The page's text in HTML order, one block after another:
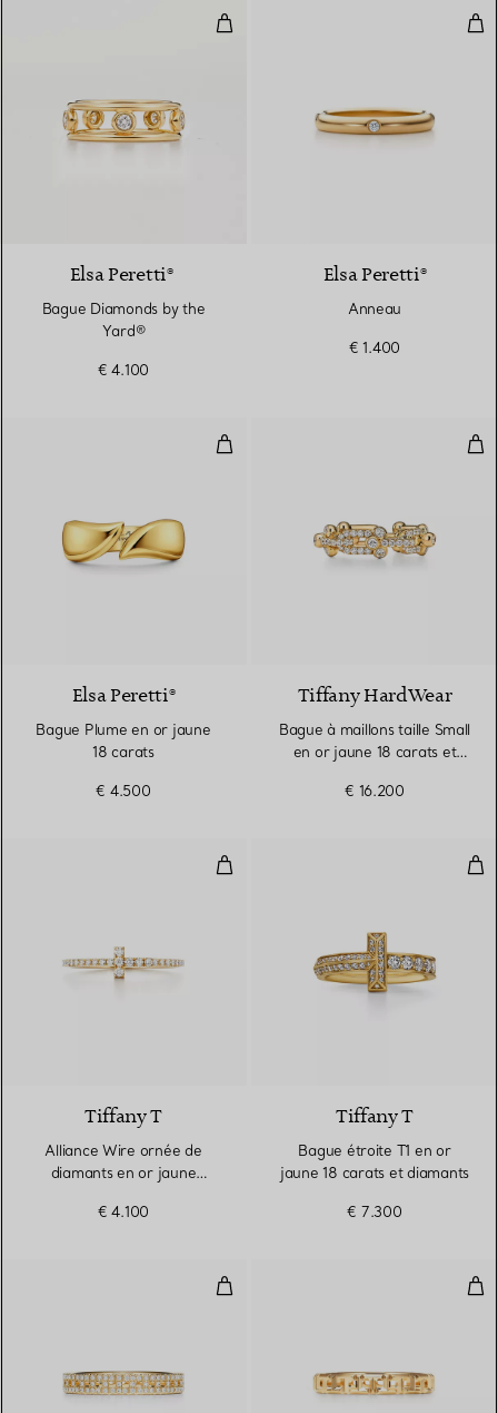
Bague Diamonds by the Yard®
Elsa Peretti®
Bague Diamonds by the
Yard®
€ 4.100
Elsa Peretti®
Anneau
€ 1.400
Bague Plume en or jaune 18
Elsa Peretti®
Bague Plume en or jaune
18 carats
€ 4.500
Tiffany HardWear
Bague à maillons taille Small
en or jaune 18 carats et
€ 16.200
Alliance Wire ornée de
Tiffany T
Alliance Wire ornée de
diamants en or jaune
€ 4.100
Tiffany T
Bague étroite T1 en or
jaune 18 carats et diamants
€ 7.300
Bague True étroite en or 18